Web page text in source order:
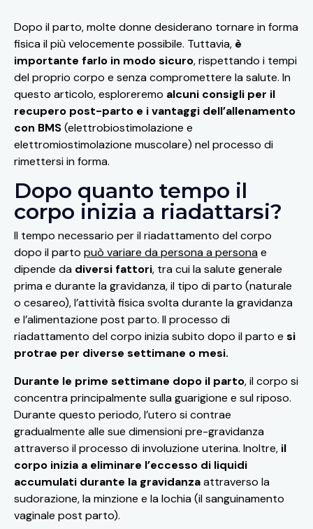
Dopo il parto, molte donne desiderano tornare in forma
fisica il più velocemente possibile. Tuttavia, è
importante farlo in modo sicuro, rispettando i tempi
del proprio corpo e senza compromettere la salute. In
questo articolo, esploreremo alcuni consigli per il
recupero post-parto e i vantaggi dell’allenamento
con BMS(elettrobiostimolazione e
elettromiostimolazione muscolare) nel processo di
rimettersi in forma.
Dopo quanto tempo il
corpo inizia a riadattarsi?
Il tempo necessario per il riadattamento del corpo
dopo il parto può variare da persona a personae
dipende da diversi fattori, tra cui la salute generale
prima e durante la gravidanza, il tipo di parto (naturale
o cesareo), l’attività fisica svolta durante la gravidanza
e l’alimentazione post parto. Il processo di
riadattamento del corpo inizia subito dopo il parto e si
protrae per diverse settimane o mesi.
Durante le prime settimane dopo il parto, il corpo si
concentra principalmente sulla guarigione e sul riposo.
Durante questo periodo, l’utero si contrae
gradualmente alle sue dimensioni pre-gravidanza
attraverso il processo di involuzione uterina. Inoltre, il
corpo inizia a eliminare l’eccesso di liquidi
accumulati durante la gravidanzaattraverso la
sudorazione, la minzione e la lochia (il sanguinamento
vaginale post parto).